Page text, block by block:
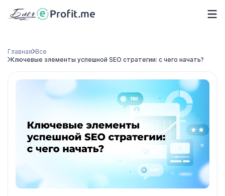
Главная Все
Ключевые элементы успешной SEO стратегии: с чего начать?